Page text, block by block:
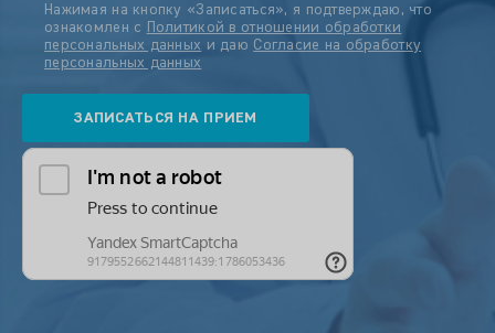
Нажимая на кнопку «Записаться», я подтверждаю, что
ознакомлен с Политикой в отношении обработки
персональных данных и даю Согласие на обработку
персональных данных